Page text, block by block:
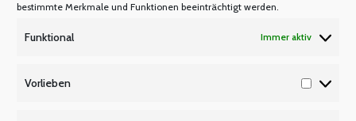
bestimmte Merkmale und Funktionen beeinträchtigt werden.
Funktional Immer aktiv
Vorlieben
7. Mai 2025
Pressemitteilung Gemeinsame Pressemitteilung